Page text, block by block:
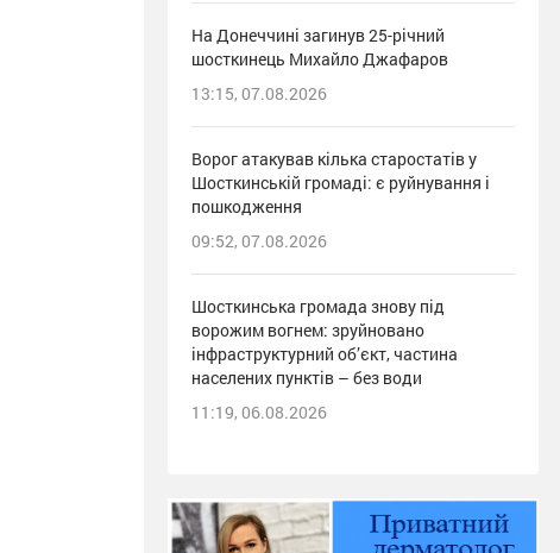
На Донеччині загинув 25-річний
шосткинець Михайло Джафаров
13:15, 07.08.2026
Ворог атакував кілька старостатів у
Шосткинській громаді: є руйнування і
пошкодження
09:52, 07.08.2026
Шосткинська громада знову під
ворожим вогнем: зруйновано
інфраструктурний об’єкт, частина
населених пунктів – без води
11:19, 06.08.2026